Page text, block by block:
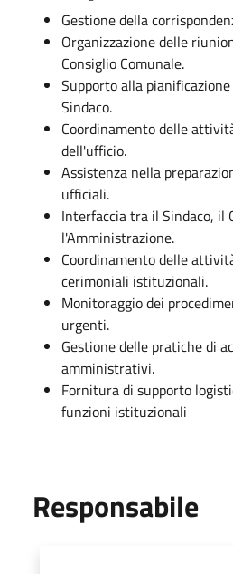
Gestione della
Organizzazione delle
Consiglio Comunale.
Supporto alla
Sindaco.
Coordinamento delle
dell'ufficio.
Assistenza nella
ufficiali.
Interfaccia tra il Sindaco, il
l'Amministrazione.
Coordinamento delle
cerimoniali istituzionali.
Monitoraggio dei
urgenti.
Gestione delle pratiche di
amministrativi.
Fornitura di supporto
funzioni istituzionali
Responsabile